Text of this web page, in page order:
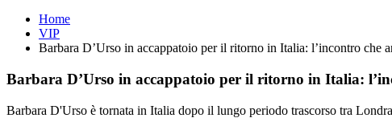
Home
VIP
Barbara D’Urso in accappatoio per il ritorno in Italia: l’incontro che
Barbara D’Urso in accappatoio per il ritorno in Italia:
Barbara D'Urso è tornata in Italia dopo il lungo periodo trascorso tra